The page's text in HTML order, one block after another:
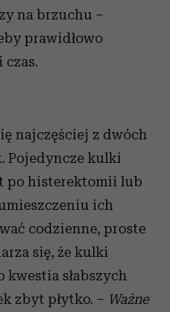
na brzuchu –
prawidłowo
czas.
najczęściej z dwóch
Pojedyncze kulki
po histerektomii lub
ich
codzienne, proste
się, że kulki
kwestia słabszych
zbyt płytko. – Ważne